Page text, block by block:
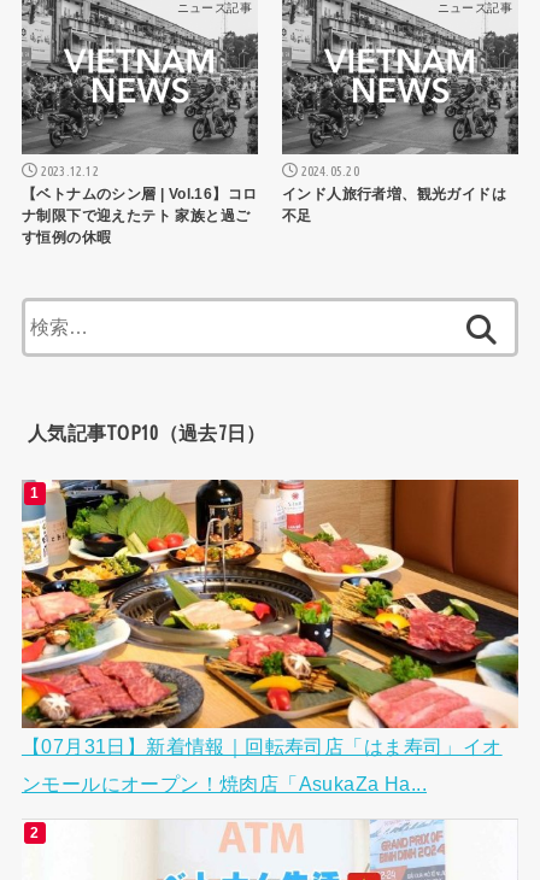
ニュース記事
2023.12.12
【ベトナムのシン層 | Vol.16】コロ
ナ制限下で迎えたテト 家族と過ご
す恒例の休暇
ニュース記事
2024.05.20
インド人旅行者増、観光ガイドは
不足
索:
人気記事TOP10（過去7日）
【07月31日】新着情報｜回転寿司店「はま寿司」イオ
ンモールにオープン！焼肉店「AsukaZa Ha...